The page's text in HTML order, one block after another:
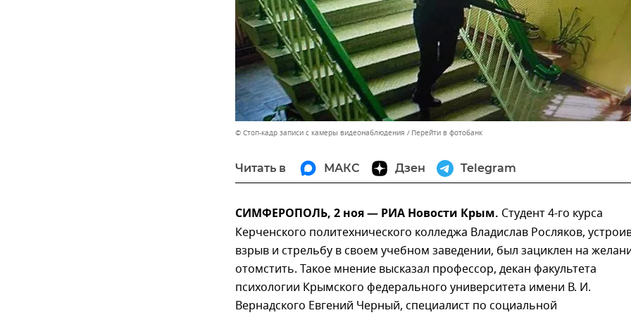
© Стоп-кадр записи с камеры видеонаблюдения Перейти в фотобанк
Читать в МАКС Дзен Telegram
СИМФЕРОПОЛЬ, 2 ноя — РИА Новости Крым. Студент 4-го курса
Керченского политехнического колледжа Владислав Росляков,
взрыв и стрельбу в своем учебном заведении, был зациклен на
отомстить. Такое мнение высказал профессор, декан факультета
психологии Крымского федерального университета имени В. И.
Вернадского Евгений Черный, специалист по социальной